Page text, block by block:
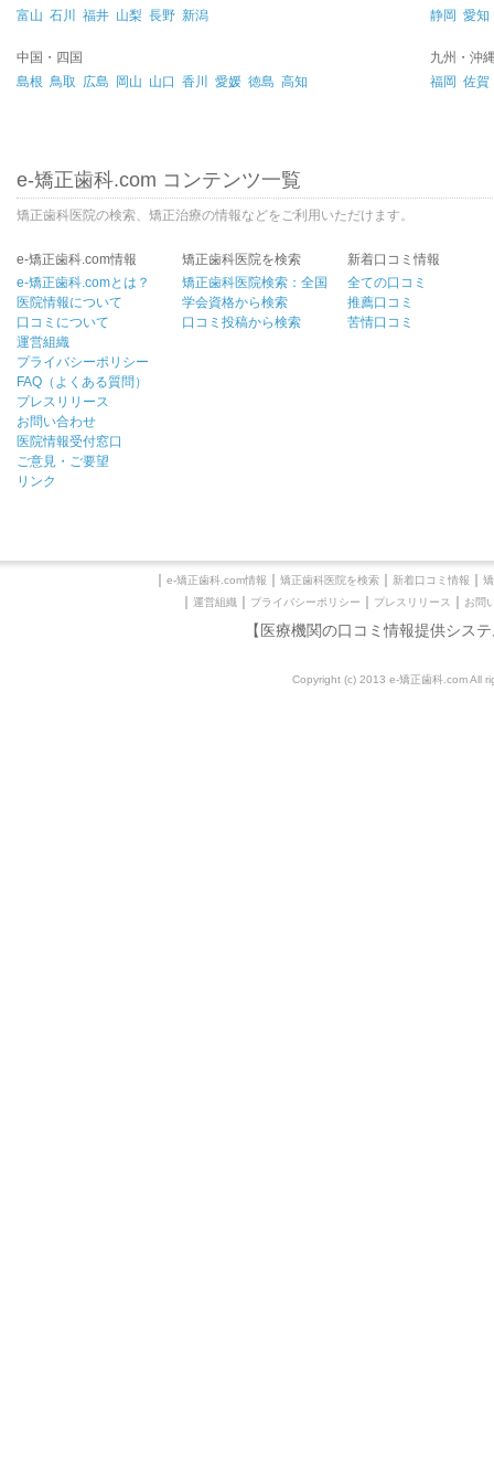
富山 石川 福井 山梨 長野 新潟 静岡 愛知
中国・四国
島根 鳥取 広島 岡山 山口 香川 愛媛 徳島 高知
九州・沖
福岡 佐賀
e-矯正歯科.com コンテンツ一覧
矯正歯科医院の検索、矯正治療の情報などをご利用いただけます。
e-矯正歯科.com情報
e-矯正歯科.comとは？
医院情報について
口コミについて
運営組織
プライバシーポリシー
FAQ（よくある質問）
プレスリリース
お問い合わせ
医院情報受付窓口
ご意見・ご要望
リンク
矯正歯科医院を検索
矯正歯科医院検索：全国
学会資格から検索
口コミ投稿から検索
新着口コミ情報
全ての口コミ
推薦口コミ
苦情口コミ
e-矯正歯科.com情報 矯正歯科医院を検索｜ 新着口コミ情報
運営組織 プライバシーポリシー プレスリリース お問
【医療機関の口コミ情報提供シス
Copyright (c) 2013 e-矯正歯科.com All